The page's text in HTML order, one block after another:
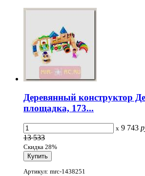
Деревянный конструктор
площадка, 173...
x 9 743
13 533
Скидка 28%
Артикул: mrc-1438251